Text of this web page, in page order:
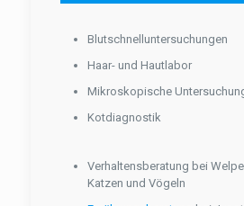
Blutschnelluntersuchungen
Haar- und Hautlabor
Mikroskopische
Kotdiagnostik
Verhaltensberatung bei
Katzen und Vögeln